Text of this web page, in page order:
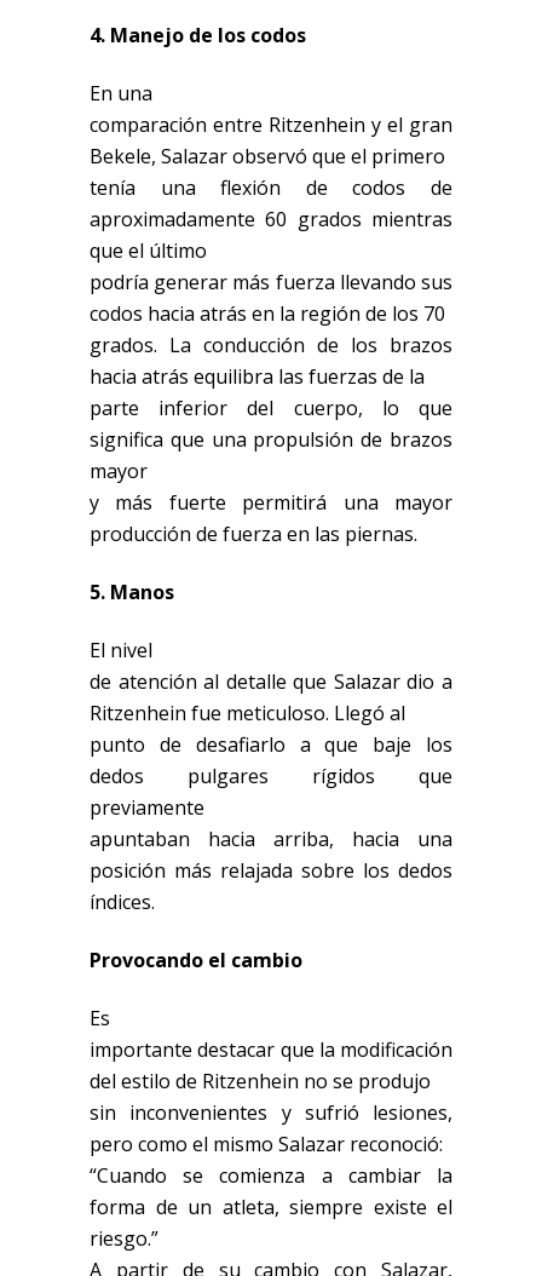
4. Manejo de los codos
En una
comparación entre Ritzenhein y el gran
Bekele, Salazar observó que el primero
tenía una flexión de codos de
aproximadamente 60 grados mientras
que el último
podría generar más fuerza llevando sus
codos hacia atrás en la región de los 70
grados. La conducción de los brazos
hacia atrás equilibra las fuerzas de la
parte inferior del cuerpo, lo que
significa que una propulsión de brazos
mayor
y más fuerte permitirá una mayor
producción de fuerza en las piernas.
5. Manos
El nivel
de atención al detalle que Salazar dio a
Ritzenhein fue meticuloso. Llegó al
punto de desafiarlo a que baje los
dedos pulgares rígidos que
previamente
apuntaban hacia arriba, hacia una
posición más relajada sobre los dedos
índices.
Provocando el cambio
Es
importante destacar que la modificación
del estilo de Ritzenhein no se produjo
sin inconvenientes y sufrió lesiones,
pero como el mismo Salazar reconoció:
“Cuando se comienza a cambiar la
forma de un atleta, siempre existe el
riesgo.”
A partir de su cambio con Salazar,